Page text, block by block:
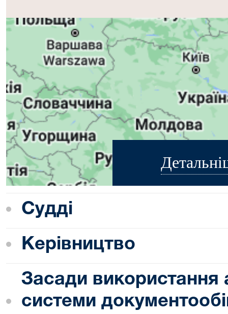
Судді
Керівництво
Засади використання
системи